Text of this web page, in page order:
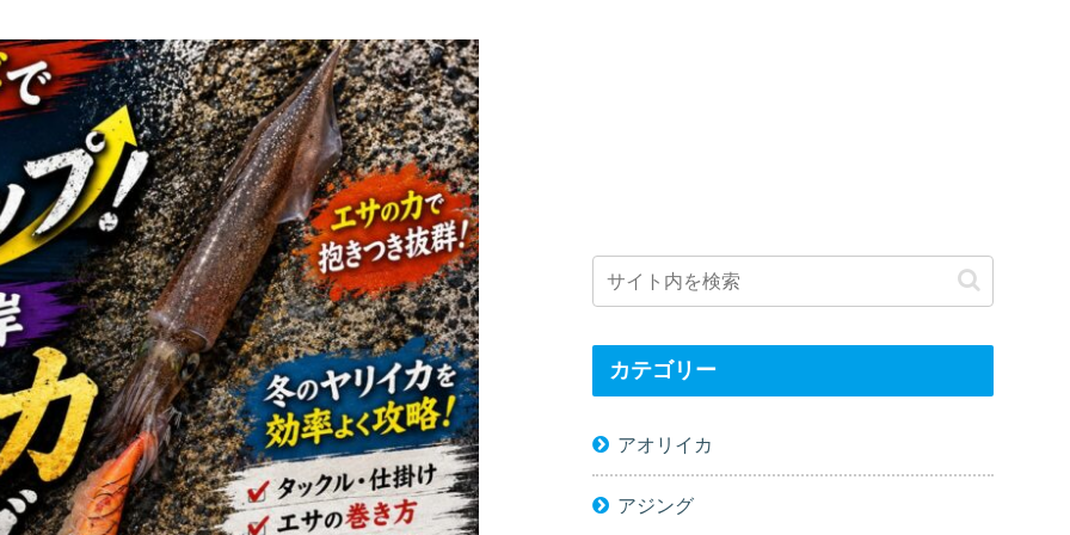
カテゴリー
アオリイカ
アジング